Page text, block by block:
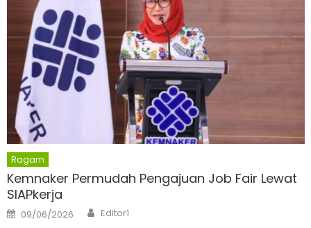
Ragam
Kemnaker Permudah Pengajuan Job Fair Lewat
SIAPkerja
Posted
on
09/06/2026 Author
Editor1